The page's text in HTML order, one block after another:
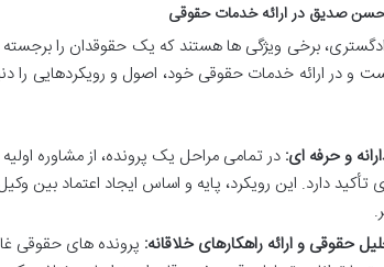
حسن صدیق در ارائه خدمات حقوقی
برخی ویژگی ها هستند که یک حقوقدان را
و در ارائه خدمات حقوقی خود، اصول و رویکردهایی را
و حرفه ای: در تمامی مراحل یک پرونده، از مشاوره
تأکید دارد. این رویکرد، پایه و اساس ایجاد اعتماد
حقوقی و ارائه راهکارهای خلاقانه: پرونده های حقوقی